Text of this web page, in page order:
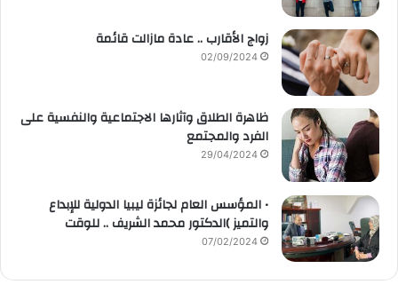
زواج الأقارب .. عادة مازالت قائمة
02/09/2024
ظاهرة الطلاق وآثارها الاجتماعية والنفسية على
الفرد والمجتمع
29/04/2024
• المؤسس العام لجائزة ليبيا الدولية للإبداع
والتميز )الدكتور محمد الشريف .. للوقت
07/02/2024